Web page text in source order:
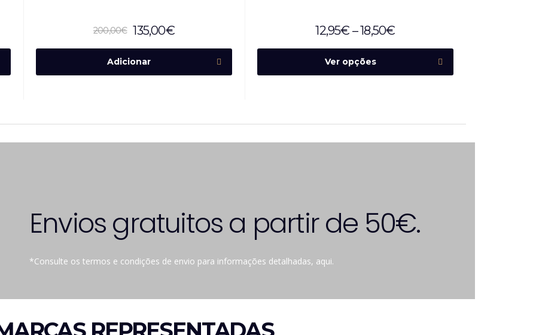
200,00€ 135,00€
Adicionar
12,95€ –18,50€
Ver opções
Envios gratuitos a partir de 50€.
*Consulte os termos e condições de envio para informações detalhadas, aqui.